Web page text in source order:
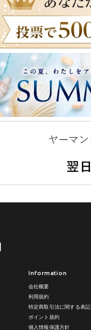
Information
会社概要
利用規約
特定商取引法に関する表記
ポイント規約
個人情報保護方針